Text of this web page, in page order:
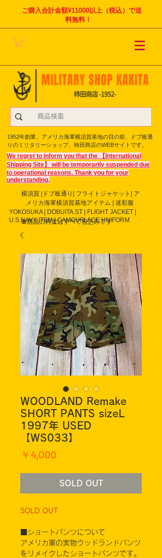
ご購入合計金額¥11000以上（税込）で送
料無料！
1952年創業、アメリカ海軍横須賀基地の目の前、ドブ板通
りのミリタリーショップ、柿田商店のWEBサイトです。
We regret to inform you that the 【International
Shipping Site】 will be temporarily suspended due
to operational reasons. Thank you for your
understanding.
横須賀 |ドブ板通り| フライト ジャケット| ア
メリカ海軍横須賀基地アイテム | 迷彩服
YOKOSUKA | DOBUITA.ST | FLIGHT JACKET |
U.S.NAVY ITEM | CAMOUFLAGE UNIFORM
※商品の料金はすべて税込みです
WOODLAND Remake
SHORT PANTS sizeL
1997年 USED
【WS033】
￥4,000
SOLD OUT
SOLD OUT
■ショートパンツについて
アメリカ軍の実物ウッドランドパンツ
をリメイクしたショートパンツです。